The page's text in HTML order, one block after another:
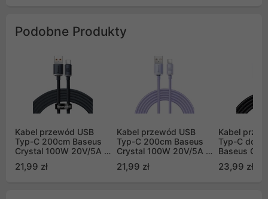
Podobne Produkty
Kabel przewód USB
Typ-C 200cm Baseus
Crystal 100W 20V/5A -
21,99 zł
Kabel przewód USB
Typ-C 200cm Baseus
Crystal 100W 20V/5A -
(CAJY000505)
21,99 zł
Kabel
Typ-C do
Baseus
PD 2.0 z
23,99 zł